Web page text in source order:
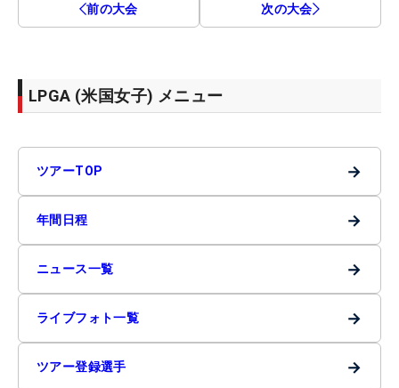
前の大会 次の大会
LPGA (米国女子) メニュー
ツアーTOP →
年間日程 →
ニュース一覧 →
ライブフォト一覧 →
ツアー登録選手 →